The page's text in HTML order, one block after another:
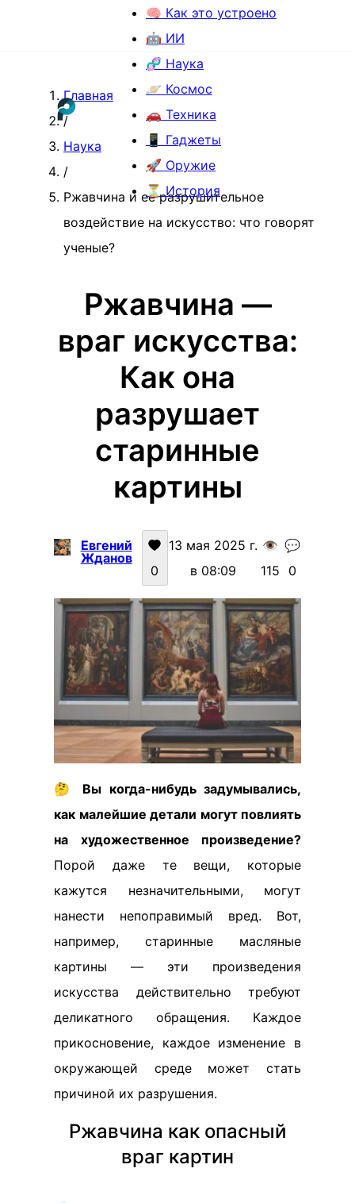
🧠 Как это устроено
🤖 ИИ
🧬 Наука
🪐 Космос
🚗 Техника
📱 Гаджеты
🚀 Оружие
⏳ История
Главная
/
Наука
/
Ржавчина и ее разрушительное
воздействие на искусство: что говорят
ученые?
Ржавчина —
враг искусства:
Как она
разрушает
старинные
картины
Евгений
Жданов
0
13 мая 2025 г.
в 08:09
👁️
115
💬
0
🤔 Вы когда-нибудь задумывались,
как малейшие детали могут повлиять
на художественное произведение?
Порой даже те вещи, которые
кажутся незначительными, могут
нанести непоправимый вред. Вот,
например, старинные масляные
картины — эти произведения
искусства действительно требуют
деликатного обращения. Каждое
прикосновение, каждое изменение в
окружающей среде может стать
причиной их разрушения.
Ржавчина как опасный
враг картин